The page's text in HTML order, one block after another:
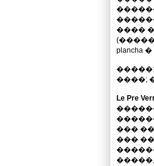
����
�����:
����;
Le Pre
���
���